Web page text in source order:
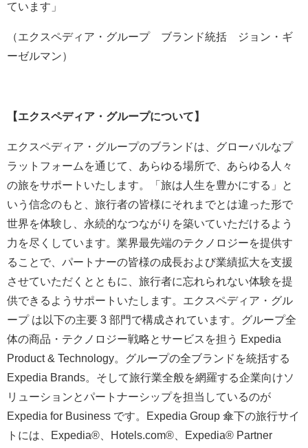
ています」
（エクスペディア・グループ ブランド統括 ジョン・ギ
ーゼルマン）
【エクスペディア・グループについて】
エクスペディア・グループのブランドは、グローバルなプ
ラットフォームを通じて、あらゆる場所で、あらゆる人々
の旅をサポートいたします。「旅は人生を豊かにする」と
いう信念のもと、旅行者の皆様にそれまでとは違った形で
世界を体験し、永続的なつながりを築いていただけるよう
力を尽くしています。業界最先端のテクノロジーを提供す
ることで、パートナーの皆様の成長および業績拡大を支援
させていただくとともに、旅行者に忘れられない体験を提
供できるようサポートいたします。エクスペディア・グル
ープ は以下の主要 3 部門で構成されています。グループ全
体の商品・テクノロジー戦略とサービスを担う Expedia
Product & Technology。グループの全ブランドを統括する
Expedia Brands。そして旅行業全般を網羅する企業向けソ
リューションとパートナーシップを担当しているのが
Expedia for Business です。Expedia Group 傘下の旅行サイ
トには、Expedia®、Hotels.com®、Expedia® Partner